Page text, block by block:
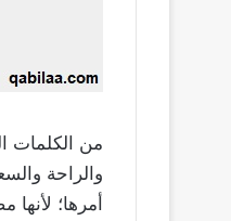
من الكلمات
والراحة
أمرها؛